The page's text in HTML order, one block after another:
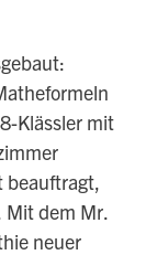
Klässler mit
beauftragt,
dem Mr.
neuer